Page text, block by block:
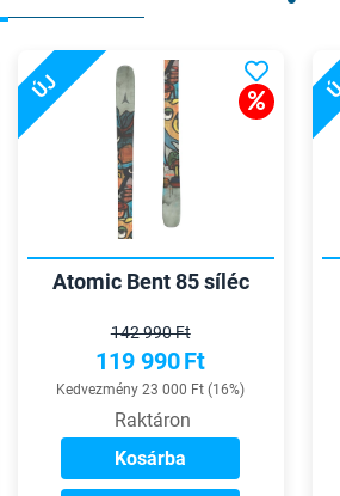
ÚJ
Atomic Bent 85 síléc
142 990 Ft
119 990Ft
Kedvezmény 23 000 Ft (16%)
Raktáron
Kosárba